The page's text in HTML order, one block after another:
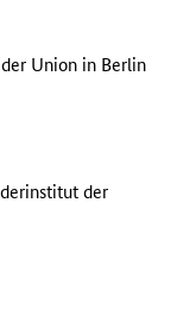
Union in Berlin
der